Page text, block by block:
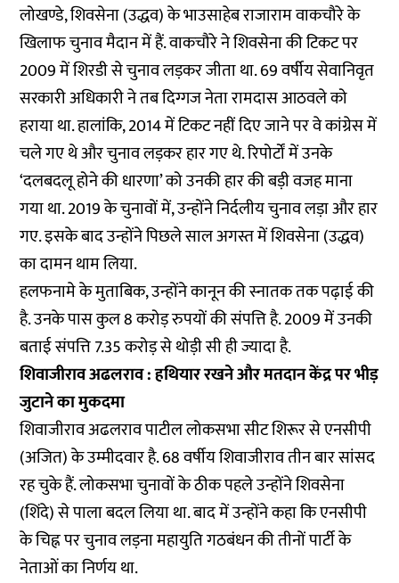
लोखण्डे, शिवसेना (उद्धव) के भाउसाहेब राजाराम वाकचौरे के
खिलाफ चुनाव मैदान में हैं. वाकचौरे ने शिवसेना की टिकट पर
2009 में शिरडी से चुनाव लड़कर जीता था. 69 वर्षीय सेवानिवृत
सरकारी अधिकारी ने तब दिग्गज नेता रामदास आठवले को
हराया था. हालांकि, 2014 में टिकट नहीं दिए जाने पर वे कांग्रेस में
चले गए थे और चुनाव लड़कर हार गए थे. रिपोर्टों में उनके
‘दलबदलू होने की धारणा’ को उनकी हार की बड़ी वजह माना
गया था. 2019 के चुनावों में, उन्होंने निर्दलीय चुनाव लड़ा और हार
गए. इसके बाद उन्होंने पिछले साल अगस्त में शिवसेना (उद्धव)
का दामन थाम लिया.
हलफनामे के मुताबिक, उन्होंने कानून की स्नातक तक पढ़ाई की
है. उनके पास कुल 8 करोड़ रुपयों की संपत्ति है. 2009 में उनकी
बताई संपत्ति 7.35 करोड़ से थोड़ी सी ही ज्यादा है.
शिवाजीराव अढलराव : हथियार रखने और मतदान केंद्र पर भीड़
जुटाने का मुकदमा
शिवाजीराव अढलराव पाटील लोकसभा सीट शिरूर से एनसीपी
(अजित) के उम्मीदवार है. 68 वर्षीय शिवाजीराव तीन बार सांसद
रह चुके हैं. लोकसभा चुनावों के ठीक पहले उन्होंने शिवसेना
(शिंदे) से पाला बदल लिया था. बाद में उन्होंने कहा कि एनसीपी
के चिह्न पर चुनाव लड़ना महायुति गठबंधन की तीनों पार्टी के
नेताओं का निर्णय था.